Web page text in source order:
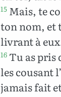
15 Mais, te
ton nom, et
livrant à
16 Tu as pris
les cousant
jamais fait